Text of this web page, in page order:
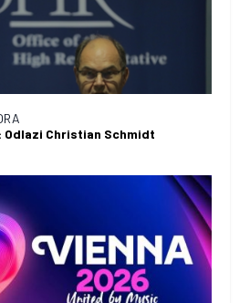
Odlazi Christian Schmidt